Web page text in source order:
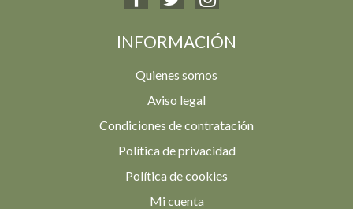
INFORMACIÓN
Quienes somos
Aviso legal
Condiciones de contratación
Política de privacidad
Política de cookies
Mi cuenta